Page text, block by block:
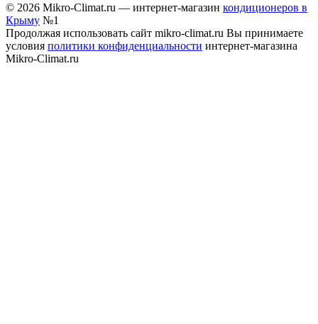
© 2026 Mikro-Climat.ru — интернет-магазин кондиционеров в
Крыму №1
Продолжая использовать сайт mikro-climat.ru Вы принимаете
условия политики конфиденциальности интернет-магазина
Mikro-Climat.ru